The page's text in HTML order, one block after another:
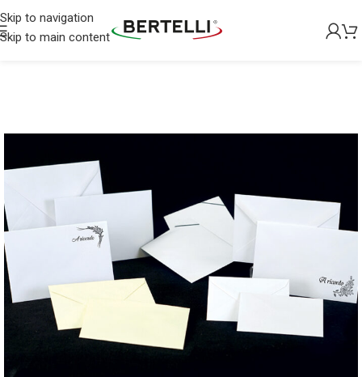
Skip to navigation
Skip to main content